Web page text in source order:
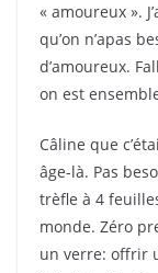
« amoureux ».
qu’on n’apas
d’amoureux.
on est
Câline que
âge-là. Pas
trèfle à 4
monde. Zéro
un verre: offrir